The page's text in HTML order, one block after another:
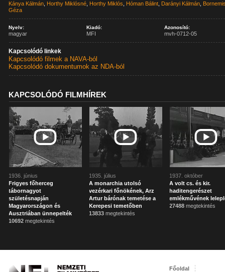
Kánya Kálmán Horthy Miklósné Horthy Miklós Hóman Bálint Darányi Kálmán
Géza
Nyelv:
magyar
Kiadó:
MFI
Azonosító:
mvh-0712-05
Kapcsolódó linkek
Kapcsolódó filmek a NAVA-ból
Kapcsolódó dokumentumok az NDA-ból
KAPCSOLÓDÓ FILMHÍREK
1936. június
Frigyes főherceg
tábornagyot
születésnapján
Magyarországon és
Ausztriában ünnepelték
10692 megtekintés
1935. július
A monarchia utolsó
vezérkari főnökének, Arz
Artur bárónak temetése a
Kerepesi temetőben
13833 megtekintés
1937. október
A volt cs. és kir.
haditengerészet
emlékművének
27488 megtekintés
Főoldal